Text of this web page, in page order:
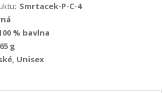
Smrtacek-P-C-4
% bavlna
g
Unisex